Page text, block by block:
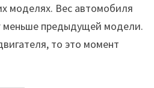
моделях. Вес автомобиля
меньше предыдущей модели.
то это момент